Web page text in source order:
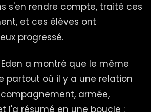
s'en rendre compte, traité ces
et ces élèves ont
progressé.
a montré que le même
partout où il y a une relation
armée,
l'a résumé en une boucle :